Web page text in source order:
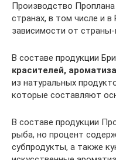
Производство Проплана
странах, в том числе и в
зависимости от страны-
В составе продукции
красителей,
из натуральных
которые составляют
В составе продукции
рыба, но процент
субпродукты, а также